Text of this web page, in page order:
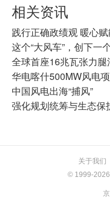
相关资讯
践行正确政绩观 暖心
这个“大风车”，创下一
全球首座16兆瓦张力
华电喀什500MW风电
中国风电出海“捕风”
关于我们
© 1999-2026